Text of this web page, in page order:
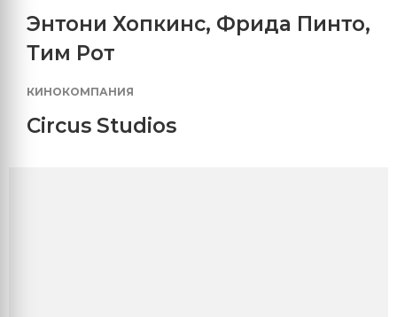
Энтони Хопкинс, Фрида Пинто,
Тим Рот
КИНОКОМПАНИЯ
Circus Studios